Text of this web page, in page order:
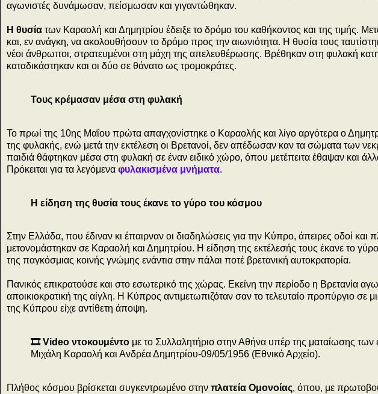
αγωνιστές δυνάμωσαν, πείσμωσαν και γιγαντώθηκαν.
Η θυσία των Καραολή και Δημητρίου έδειξε το δρόμο του καθήκοντος και της τιμής.
και, εν ανάγκη, να ακολουθήσουν το δρόμο προς την αιωνιότητα. Η θυσία τους
νέοι άνθρωποι, στρατευμένοι στη μάχη της απελευθέρωσης. Βρέθηκαν στη φυλακή
καταδικάστηκαν και οι δύο σε θάνατο ως τρομοκράτες.
Τους κρέμασαν μέσα στη φυλακή
Το πρωί της 10ης Μαΐου πρώτα απαγχονίστηκε ο Καραολής και λίγο αργότερα ο
της φυλακής, ενώ μετά την εκτέλεση οι Βρετανοί, δεν απέδωσαν καν τα σώματα των
παιδιά θάφτηκαν μέσα στη φυλακή σε έναν ειδικό χώρο, όπου μετέπειτα έθαψαν και
Πρόκειται για τα λεγόμενα φυλακισμένα μνήματα.
Η είδηση της θυσία τους έκανε το γύρο του κόσμου
Στην Ελλάδα, που έδιναν κι έπαιρναν οι διαδηλώσεις για την Κύπρο, άπειρες οδοί και
μετονομάστηκαν σε Καραολή και Δημητρίου. Η είδηση της εκτέλεσής τους έκανε το
της παγκόσμιας κοινής γνώμης ενάντια στην πάλαι ποτέ βρετανική αυτοκρατορία.
Πανικός επικρατούσε και στο εσωτερικό της χώρας. Εκείνη την περίοδο η Βρετανία
αποικιοκρατική της αίγλη. Η Κύπρος αντιμετωπιζόταν σαν το τελευταίο προπύργιο
της Κύπρου είχε αντίθετη άποψη.
🎞️ Video ντοκουμέντο με τo Συλλαλητήριο στην Αθήνα υπέρ της ματαίωσης
Μιχάλη Καραολή και Ανδρέα Δημητρίου-09/05/1956 (Εθνικό Αρχείο).
Πλήθος κόσμου βρίσκεται συγκεντρωμένο στην πλατεία Ομονοίας, όπου, με